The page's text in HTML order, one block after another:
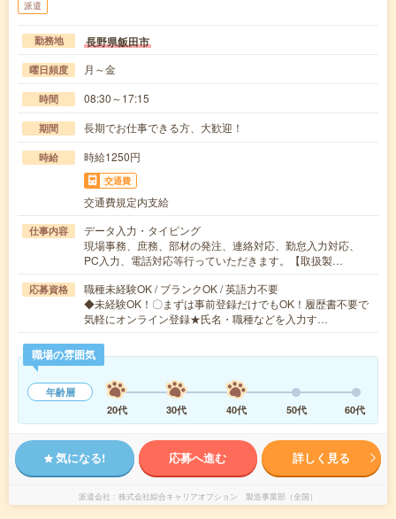
派遣
勤務地 長野県飯田市
曜日頻度 月～金
時間 08:30～17:15
期間 長期でお仕事できる方、大歓迎！
時給 時給1250円
交通費
交通費規定内支給
仕事内容
データ入力・タイピング
現場事務、庶務、部材の発注、連絡対応、勤怠入力対応、
PC入力、電話対応等行っていただきます。【取扱製…
応募資格
職種未経験OK / ブランクOK / 英語力不要
◆未経験OK！〇まずは事前登録だけでもOK！履歴書不要で
気軽にオンライン登録★氏名・職種などを入力す…
職場の雰囲気
年齢層
20代
30代 40代 50代 60代
気になる! 応募へ進む 詳しく見る
派遣会社 株式会社綜合キャリアオプション 製造事業部（全国）